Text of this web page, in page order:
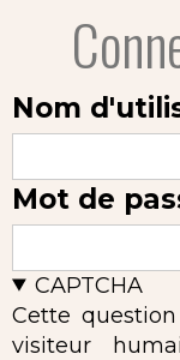
Nom
Mot de
CAPTCHA
Cette
visiteur